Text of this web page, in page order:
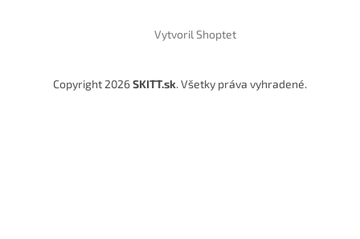
Vytvoril Shoptet
Copyright 2026SKITT.sk. Všetky práva vyhradené.